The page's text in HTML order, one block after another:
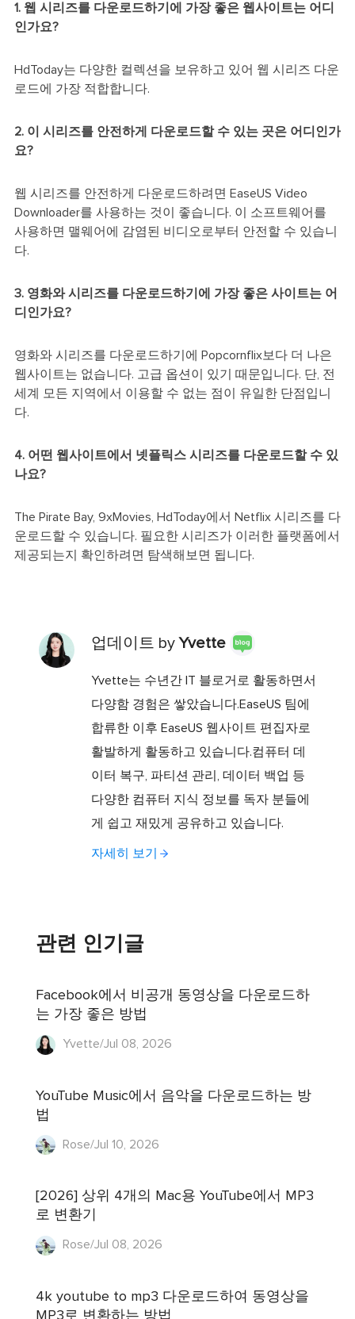
1. 웹 시리즈를 다운로드하기에 가장 좋은 웹사이트는 어디
인가요?
HdToday는 다양한 컬렉션을 보유하고 있어 웹 시리즈 다운
로드에 가장 적합합니다.
2. 이 시리즈를 안전하게 다운로드할 수 있는 곳은 어디인가
요?
웹 시리즈를 안전하게 다운로드하려면 EaseUS Video
Downloader를 사용하는 것이 좋습니다. 이 소프트웨어를
사용하면 맬웨어에 감염된 비디오로부터 안전할 수 있습니
다.
3. 영화와 시리즈를 다운로드하기에 가장 좋은 사이트는 어
디인가요?
영화와 시리즈를 다운로드하기에 Popcornflix보다 더 나은
웹사이트는 없습니다. 고급 옵션이 있기 때문입니다. 단, 전
세계 모든 지역에서 이용할 수 없는 점이 유일한 단점입니
다.
4. 어떤 웹사이트에서 넷플릭스 시리즈를 다운로드할 수 있
나요?
The Pirate Bay, 9xMovies, HdToday에서 Netflix 시리즈를 다
운로드할 수 있습니다. 필요한 시리즈가 이러한 플랫폼에서
제공되는지 확인하려면 탐색해보면 됩니다.
업데이트 byYvette
Yvette는 수년간 IT 블로거로 활동하면서
다양함 경험은 쌓았습니다.EaseUS 팀에
합류한 이후 EaseUS 웹사이트 편집자로
활발하게 활동하고 있습니다.컴퓨터 데
이터 복구, 파티션 관리, 데이터 백업 등
다양한 컴퓨터 지식 정보를 독자 분들에
게 쉽고 재밌게 공유하고 있습니다.
자세히 보기
관련 인기글
Facebook에서 비공개 동영상을 다운로드하
는 가장 좋은 방법
Yvette/Jul 08, 2026
YouTube Music에서 음악을 다운로드하는 방
법
Rose/Jul 10, 2026
[2026] 상위 4개의 Mac용 YouTube에서 MP3
로 변환기
Rose/Jul 08, 2026
4k youtube to mp3 다운로드하여 동영상을
MP3로 변환하는 방법